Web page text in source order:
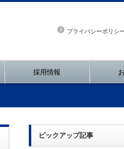
プライバシーポリシ
採用情報
ピックアップ記事